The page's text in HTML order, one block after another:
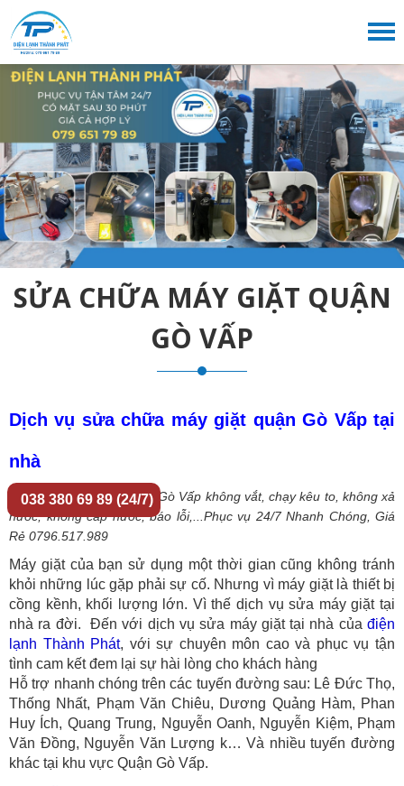
SỬA CHỮA MÁY GIẶT QUẬN
GÒ VẤP
Dịch vụ sửa chữa máy giặt quận Gò Vấp tại
nhà
Sửa chữa máy giặt quận Gò Vấp không vắt, chạy kêu to, không xả
nước, không cấp nước, báo lỗi,...Phục vụ 24/7 Nhanh Chóng, Giá
Rẻ 0796.517.989
Máy giặt của bạn sử dụng một thời gian cũng không tránh
khỏi những lúc gặp phải sự cố. Nhưng vì máy giặt là thiết bị
cồng kềnh, khối lượng lớn. Vì thế dịch vụ sửa máy giặt tại
nhà ra đời. Đến với dịch vụ sửa máy giặt tại nhà của điện
lạnh Thành Phát, với sự chuyên môn cao và phục vụ tận
tình cam kết đem lại sự hài lòng cho khách hàng
Hỗ trợ nhanh chóng trên các tuyến đường sau: Lê Đức Thọ,
Thống Nhất, Phạm Văn Chiêu, Dương Quảng Hàm, Phan
Huy Ích, Quang Trung, Nguyễn Oanh, Nguyễn Kiệm, Phạm
Văn Đồng, Nguyễn Văn Lượng k… Và nhiều tuyến đường
khác tại khu vực Quận Gò Vấp.
038 380 69 89 (24/7)